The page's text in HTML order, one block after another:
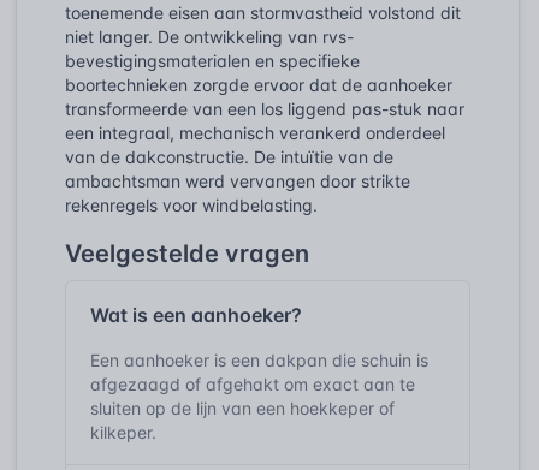
toenemende eisen aan stormvastheid volstond dit
niet langer. De ontwikkeling van rvs-
bevestigingsmaterialen en specifieke
boortechnieken zorgde ervoor dat de aanhoeker
transformeerde van een los liggend pas-stuk naar
een integraal, mechanisch verankerd onderdeel
van de dakconstructie. De intuïtie van de
ambachtsman werd vervangen door strikte
rekenregels voor windbelasting.
Veelgestelde vragen
Wat is een aanhoeker?
Een aanhoeker is een dakpan die schuin is
afgezaagd of afgehakt om exact aan te
sluiten op de lijn van een hoekkeper of
kilkeper.